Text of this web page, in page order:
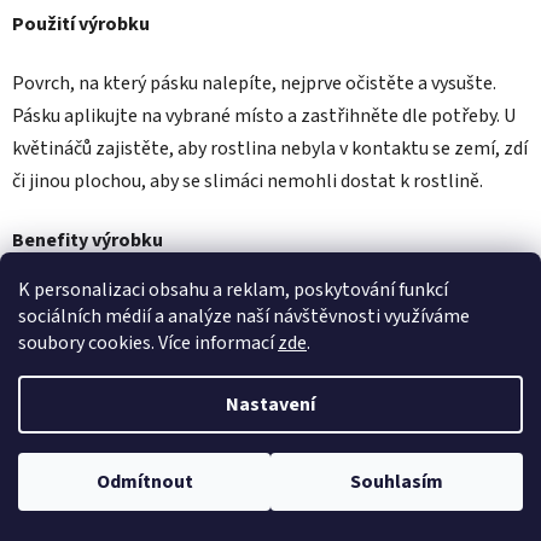
K personalizaci obsahu a reklam, poskytování funkcí
sociálních médií a analýze naší návštěvnosti využíváme
soubory cookies. Více informacízde.
Nastavení
Odmítnout Souhlasím
Použití výrobku
Povrch, na který pásku nalepíte, nejprve očistěte a vysušte.
Pásku aplikujte na vybrané místo a zastřihněte dle potřeby. U
květináčů zajistěte, aby rostlina nebyla v kontaktu se zemí, zdí
či jinou plochou, aby se slimáci nemohli dostat k rostlině.
Benefity výrobku
Jednoduchá aplikace. Účinné a šetrné řešení bez chemie.
Bezpečné pro děti i domácí mazlíčky. Odolné proti vodě.
Vytvořil Shoptet
Copyright 2026Papírna Moudrý s.r.o.. Všechna práva
vyhrazena.Upravit nastavení cookies